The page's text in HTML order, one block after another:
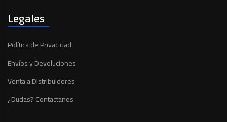
Legales
Política de Privacidad
Envíos y Devoluciones
Venta a Distribuidores
¿Dudas? Contactanos